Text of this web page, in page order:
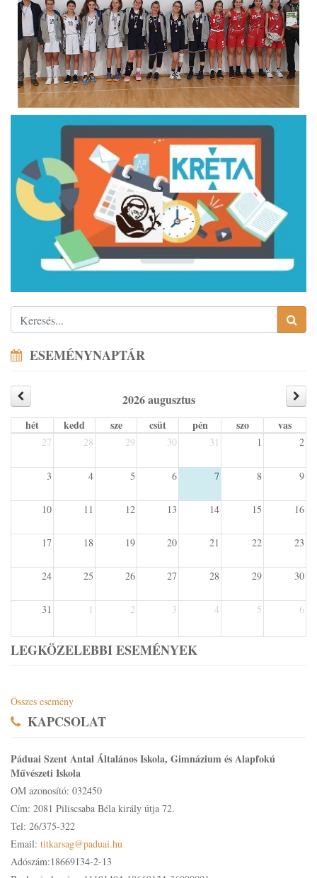
ESEMÉNYNAPTÁR
2026 augusztus
hét kedd sze csüt pén szo vas
27 28 29 30 31 1 2
3 4 5 6 7 8 9
10 11 12 13 14 15 16
17 18 19 20 21 22 23
24 25 26 27 28 29 30
31 1 2 3 4 5 6
LEGKÖZELEBBI ESEMÉNYEK
Összes esemény
KAPCSOLAT
Páduai Szent Antal Általános Iskola, Gimnázium és Alapfokú
Művészeti Iskola
OM azonosító: 032450
Cím: 2081 Piliscsaba Béla király útja 72.
Tel: 26/375-322
Email: titkarsag@paduai.hu
Adószám:18669134-2-13